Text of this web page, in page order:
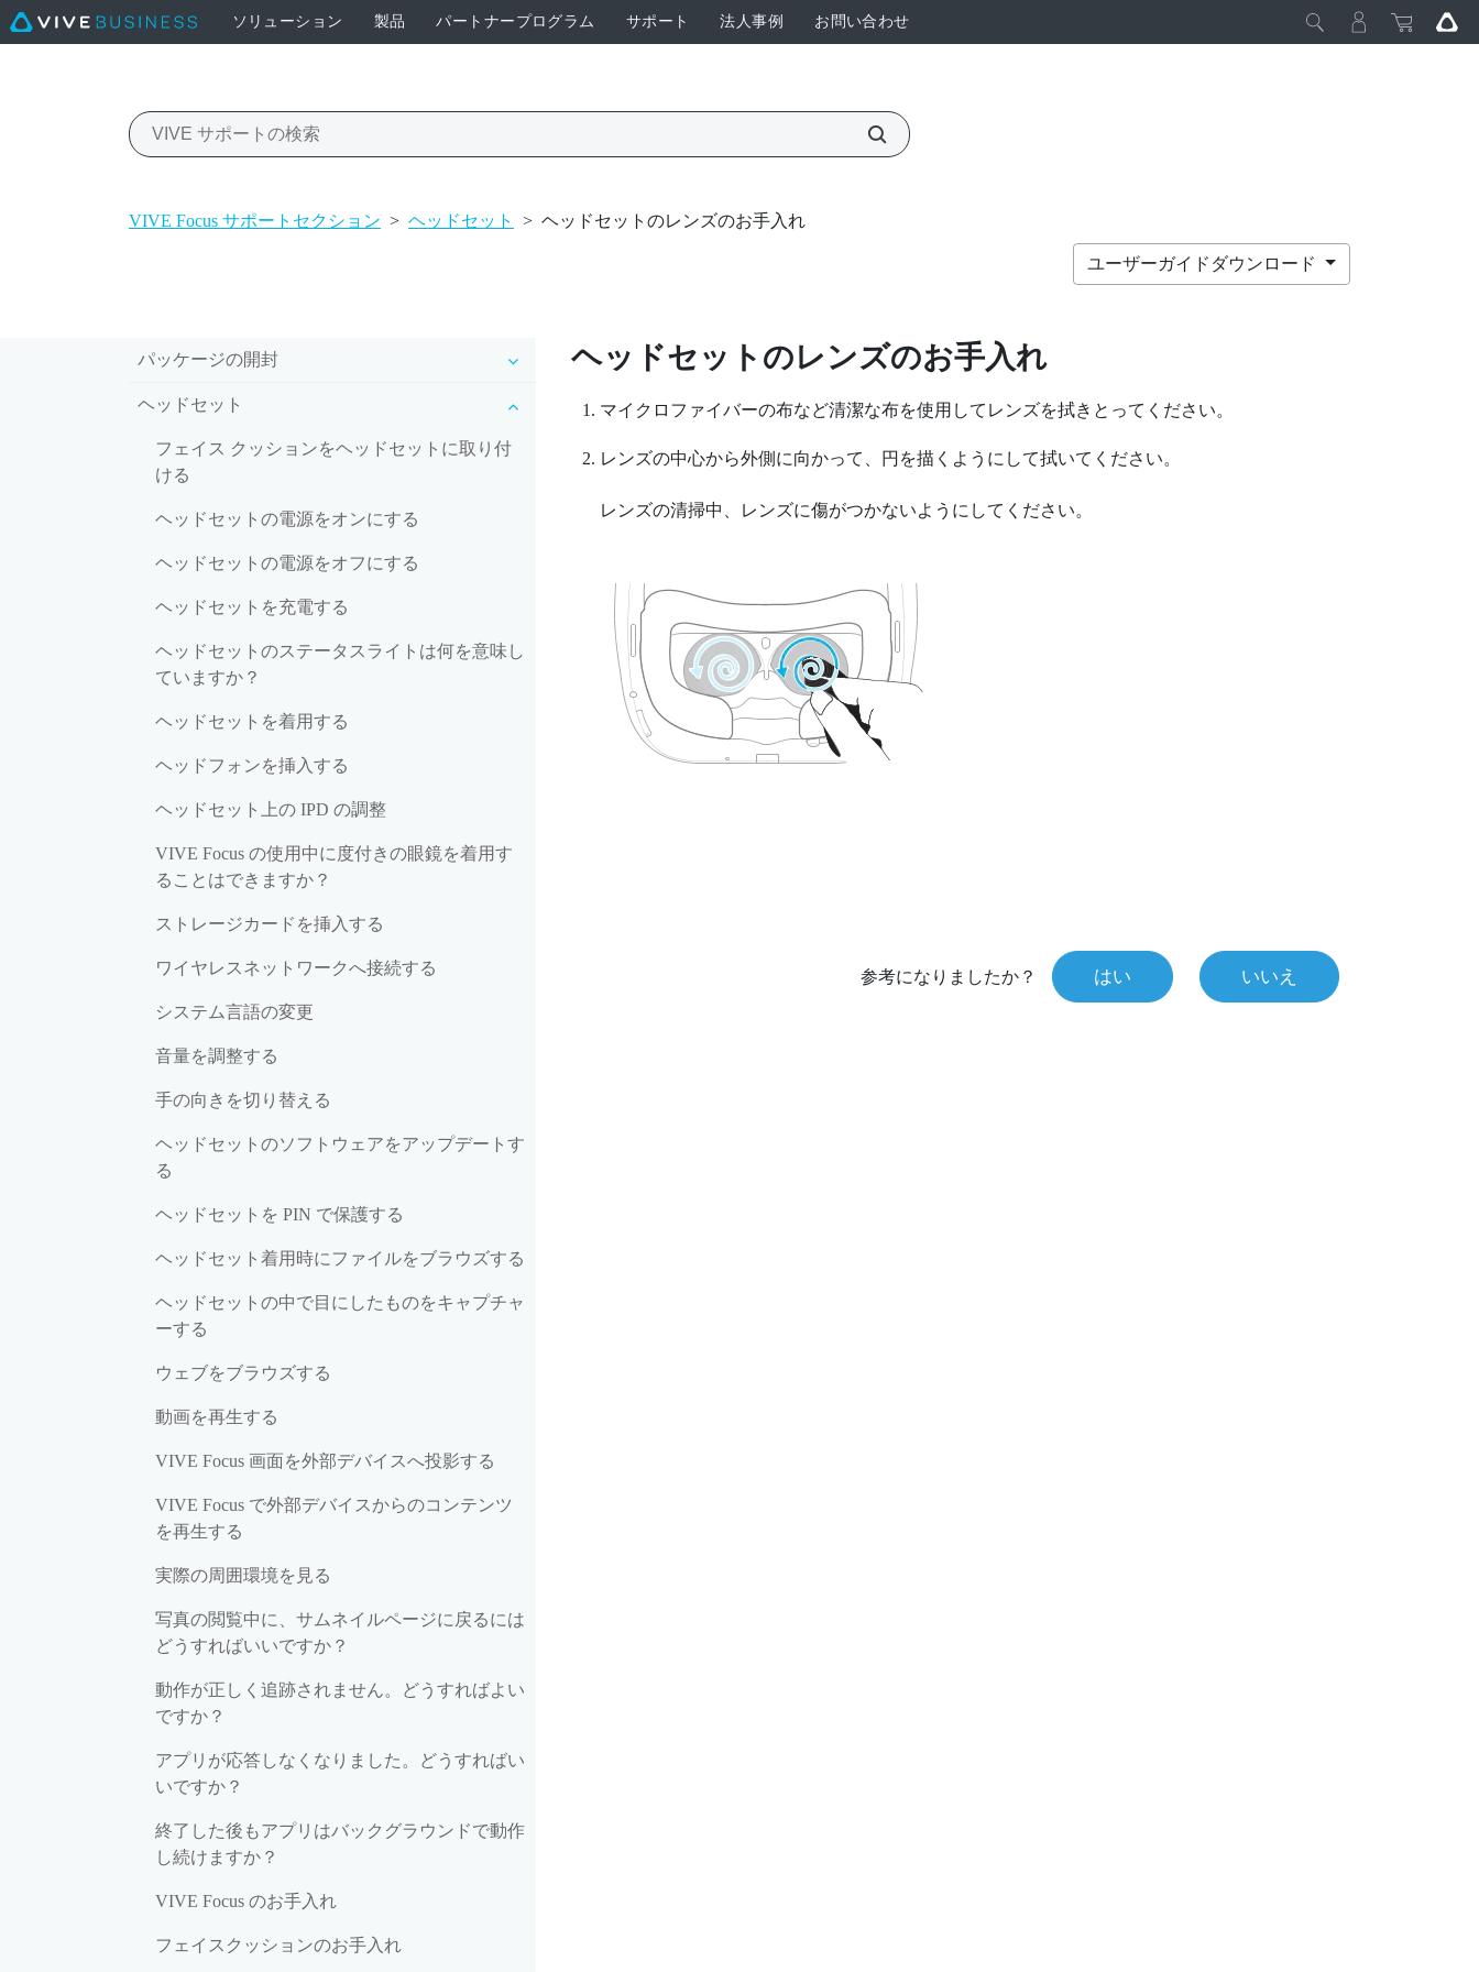
ソリューション 製品 パートナープログラム サポート 法人事例 お問い合わせ
VIVE Focus サポートセクション > ヘッドセット > ヘッドセットのレンズのお手入れ
ユーザーガイドダウンロード
パッケージの開封
ヘッドセット
フェイス クッションをヘッドセットに取り付
ける
ヘッドセットの電源をオンにする
ヘッドセットの電源をオフにする
ヘッドセットを充電する
ヘッドセットのステータスライトは何を意味し
ていますか？
ヘッドセットを着用する
ヘッドフォンを挿入する
ヘッドセット上の IPD の調整
VIVE Focus の使用中に度付きの眼鏡を着用す
ることはできますか？
ストレージカードを挿入する
ワイヤレスネットワークへ接続する
システム言語の変更
音量を調整する
手の向きを切り替える
ヘッドセットのソフトウェアをアップデートす
る
ヘッドセットを PIN で保護する
ヘッドセット着用時にファイルをブラウズする
ヘッドセットの中で目にしたものをキャプチャ
ーする
ウェブをブラウズする
動画を再生する
VIVE Focus 画面を外部デバイスへ投影する
VIVE Focus で外部デバイスからのコンテンツ
を再生する
実際の周囲環境を見る
写真の閲覧中に、サムネイルページに戻るには
どうすればいいですか？
動作が正しく追跡されません。どうすればよい
ですか？
アプリが応答しなくなりました。どうすればい
いですか？
終了した後もアプリはバックグラウンドで動作
し続けますか？
VIVE Focus のお手入れ
フェイスクッションのお手入れ
ヘッドセットのレンズのお手入れ
マイクロファイバーの布など清潔な布を使用してレンズを拭きとってください。
レンズの中心から外側に向かって、円を描くようにして拭いてください。
レンズの清掃中、レンズに傷がつかないようにしてください。
参考になりましたか？ はい いいえ